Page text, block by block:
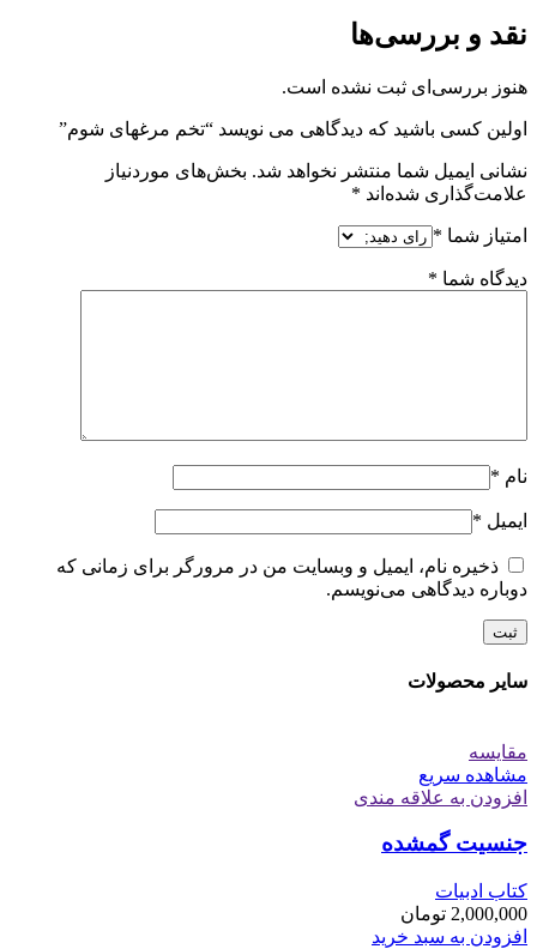
نقد و بررسی‌ها
هنوز بررسی‌ای ثبت نشده است.
اولین کسی باشید که دیدگاهی می نویسد “تخم مرغهای شوم”
نشانی ایمیل شما منتشر نخواهد شد. بخش‌های موردنیاز
علامت‌گذاری شده‌اند *
امتیاز شما *
دیدگاه شما *
نام *
ایمیل *
ذخیره نام، ایمیل و وبسایت من در مرورگر برای زمانی که
دوباره دیدگاهی می‌نویسم.
سایر محصولات
مقایسه
مشاهده سریع
افزودن به علاقه مندی
جنسیت گمشده
کتاب ادبیات
2,000,000 تومان
افزودن به سبد خرید